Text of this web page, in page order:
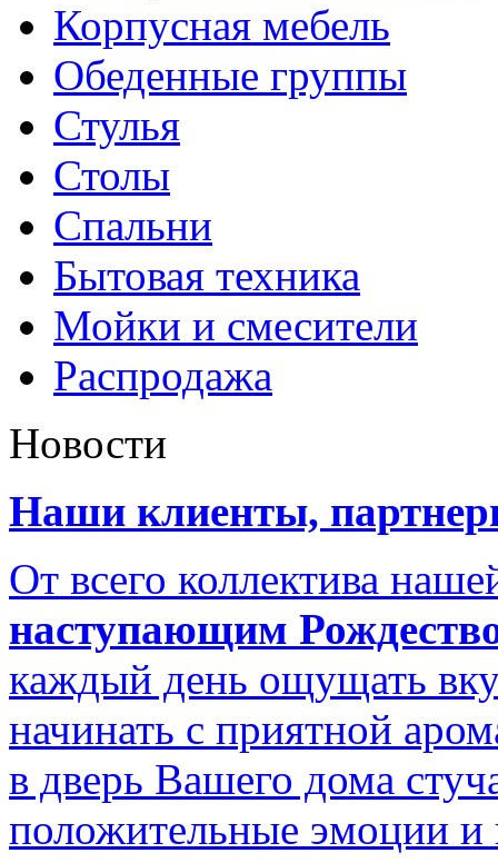
Корпусная мебель
Обеденные группы
Стулья
Столы
Спальни
Бытовая техника
Мойки и смесители
Распродажа
Новости
Наши клиенты,
От всего коллектива
наступающим
каждый день ощущать
начинать с приятной
в дверь Вашего дома
положительные эмоции и